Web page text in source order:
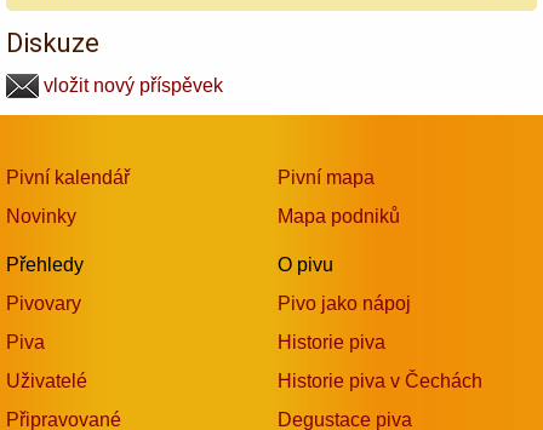
Diskuze
vložit nový příspěvek
Pivní kalendář
Novinky
Přehledy
Pivovary
Piva
Uživatelé
Připravované
Pivní mapa
Mapa podniků
O pivu
Pivo jako nápoj
Historie piva
Historie piva v Čechách
Degustace piva